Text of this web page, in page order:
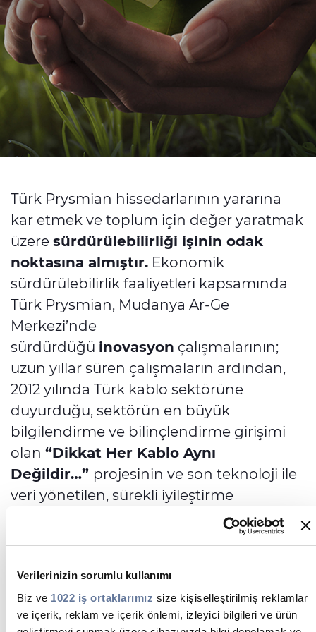
Verilerinizin sorumlu kullanımı
Biz ve 1022 iş ortaklarımız size kişiselleştirilmiş reklamlar
ve içerik, reklam ve içerik önlemi, izleyici bilgileri ve ürün
Sürdürülebilirlik
Yatırımcı İlişkileri
E Path
Etik Değerler
C@P
Türk Prysmian hissedarlarının yararına
kar etmek ve toplum için değer yaratmak
üzere sürdürülebilirliği işinin odak
noktasına almıştır. Ekonomik
sürdürülebilirlik faaliyetleri kapsamında
Türk Prysmian, Mudanya Ar-Ge
Merkezi’nde
sürdürdüğü inovasyon çalışmalarının;
uzun yıllar süren çalışmaların ardından,
2012 yılında Türk kablo sektörüne
duyurduğu, sektörün en büyük
bilgilendirme ve bilinçlendirme girişimi
olan “Dikkat Her Kablo Aynı
Değildir…” projesinin ve son teknoloji ile
veri yönetilen, sürekli iyileştirme
bünyesinde yönettiği tüm
üstün, sürdürülebilir ve çevreye duyarlı
ürün ve sistem çözümleri geliştirme
hedefini her geçen bir adım ileriye